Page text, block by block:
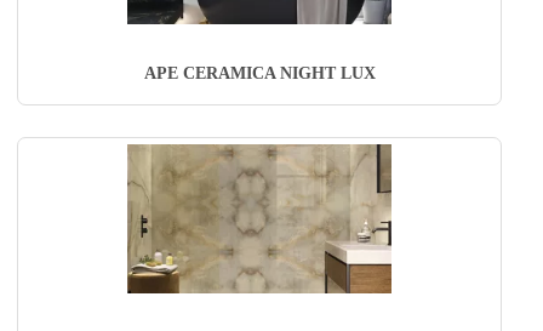
APE CERAMICA NIGHT LUX